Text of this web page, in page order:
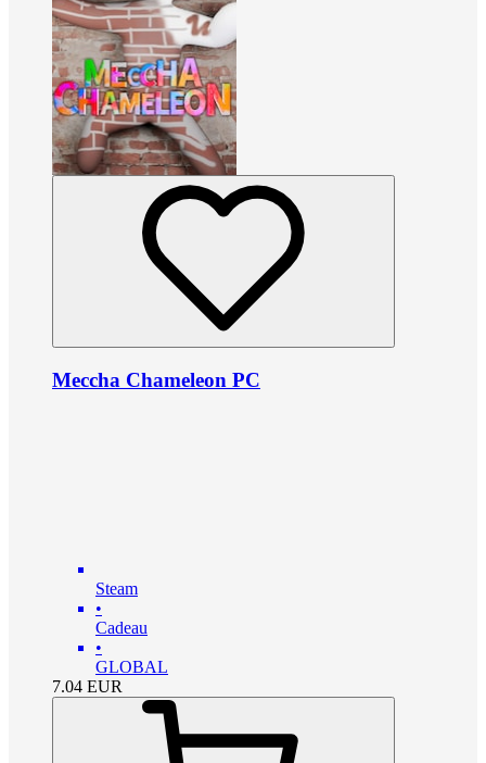
Meccha Chameleon PC
Steam
•
Cadeau
•
GLOBAL
7.04 EUR